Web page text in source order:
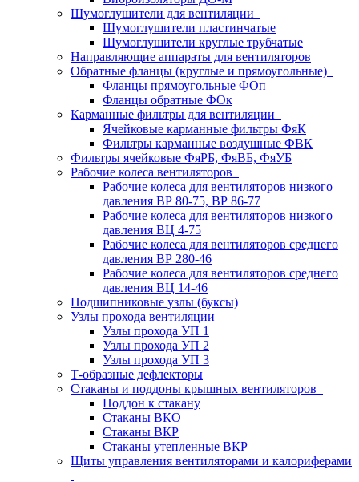
Шумоглушители для вентиляции
Шумоглушители пластинчатые
Шумоглушители круглые трубчатые
Направляющие аппараты для вентиляторов
Обратные фланцы (круглые и прямоугольные)
Фланцы прямоугольные ФОп
Фланцы обратные ФОк
Карманные фильтры для вентиляции
Ячейковые карманные фильтры ФяК
Фильтры карманные воздушные ФВК
Фильтры ячейковые ФяРБ, ФяВБ, ФяУБ
Рабочие колеса вентиляторов
Рабочие колеса для вентиляторов низкого
давления ВР 80-75, ВР 86-77
Рабочие колеса для вентиляторов низкого
давления ВЦ 4-75
Рабочие колеса для вентиляторов среднего
давления ВР 280-46
Рабочие колеса для вентиляторов среднего
давления ВЦ 14-46
Подшипниковые узлы (буксы)
Узлы прохода вентиляции
Узлы прохода УП 1
Узлы прохода УП 2
Узлы прохода УП 3
Т-образные дефлекторы
Стаканы и поддоны крышных вентиляторов
Поддон к стакану
Стаканы ВКО
Стаканы ВКР
Стаканы утепленные ВКР
Щиты управления вентиляторами и калориферами